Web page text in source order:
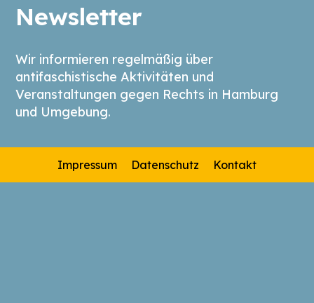
Newsletter
Wir informieren regelmäßig über
antifaschistische Aktivitäten und
Veranstaltungen gegen Rechts in Hamburg
und Umgebung.
Impressum Datenschutz Kontakt